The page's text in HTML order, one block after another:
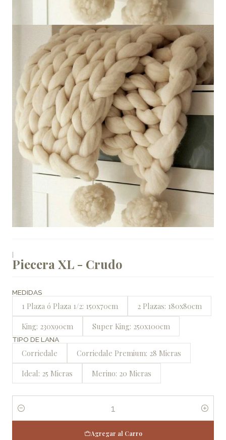
|
Piecera XL - Crudo
MEDIDAS
1 Plaza ó Plaza 1/2: 150x70cm
2 Plazas: 180x80cm
King: 230x90cm
Super King: 250x100cm
TIPO DE LANA
Corriedale
Corriedale Premium: 28 Micras
Ideal: 25 Micras
Merino: 20 Micras
Cantidad
Agregar al Carro